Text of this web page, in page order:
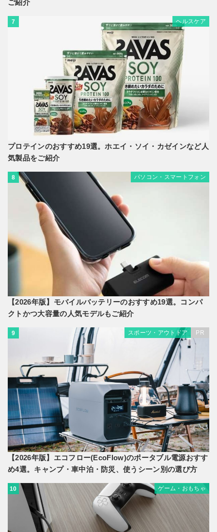
ご紹介
7 ヘルスケア
プロテインのおすすめ19選。ホエイ・ソイ・カゼインなど人
気製品をご紹介
8 パソコン・スマートフォン
【2026年版】モバイルバッテリーのおすすめ19選。コンパ
クトかつ大容量の人気モデルもご紹介
9 スポーツ・アウトドア PR
【2026年版】エコフロー(EcoFlow)のポータブル電源おすす
め4選。キャンプ・車中泊・防災、使うシーン別の選び方
10 ゲーム・おもちゃ